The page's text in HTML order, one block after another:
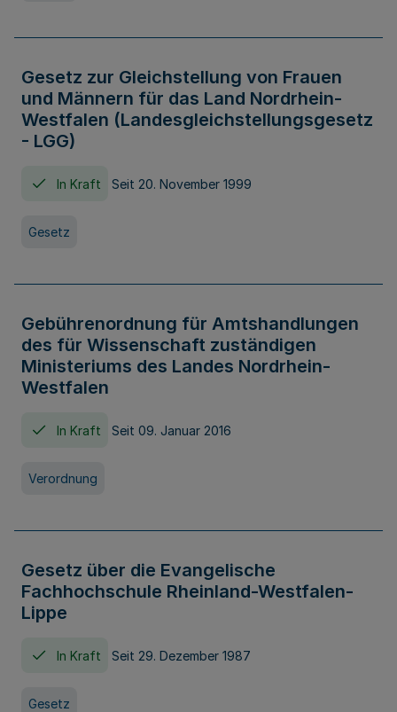
Gesetz zur Gleichstellung von Frauen
und Männern für das Land Nordrhein-
Westfalen (Landesgleichstellungsgesetz
- LGG)
In Kraft Seit 20. November 1999
Gesetz
Gebührenordnung für Amtshandlungen
des für Wissenschaft zuständigen
Ministeriums des Landes Nordrhein-
Westfalen
In Kraft Seit 09. Januar 2016
Verordnung
Gesetz über die Evangelische
Fachhochschule Rheinland-Westfalen-
Lippe
In Kraft Seit 29. Dezember 1987
Gesetz